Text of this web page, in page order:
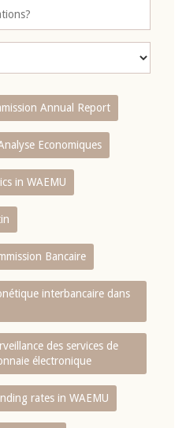
Annual Report
Economiques
in WAEMU
Bancaire
interbancaire dans
des services de
électronique
rates in WAEMU